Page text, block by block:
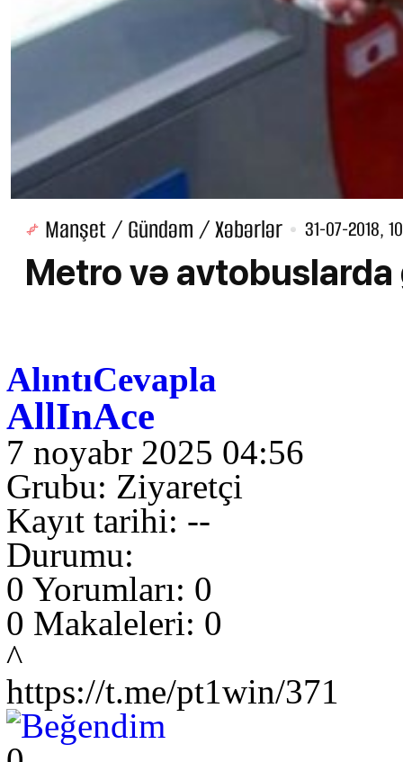
Manşet / Gündəm / Xəbərlər 31-07-2018,
Metro və avtobuslarda
AlıntıCevapla
AllInAce
7 noyabr 2025 04:56
Grubu: Ziyaretçi
Kayıt tarihi: --
Durumu:
0 Yorumları: 0
0 Makaleleri: 0
^
https://t.me/pt1win/371